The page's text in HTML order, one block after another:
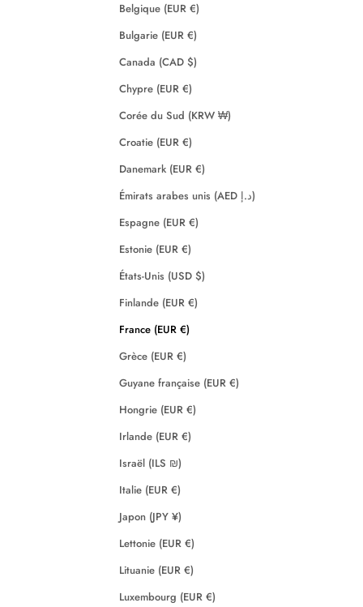
Belgique (EUR €)
Bulgarie (EUR €)
Canada (CAD $)
Chypre (EUR €)
Corée du Sud (KRW ₩)
Croatie (EUR €)
Danemark (EUR €)
Émirats arabes unis (AED د.إ)
Espagne (EUR €)
Estonie (EUR €)
États-Unis (USD $)
Finlande (EUR €)
France (EUR €)
Grèce (EUR €)
Guyane française (EUR €)
Hongrie (EUR €)
Irlande (EUR €)
Israël (ILS ₪)
Italie (EUR €)
Japon (JPY ¥)
Lettonie (EUR €)
Lituanie (EUR €)
Luxembourg (EUR €)